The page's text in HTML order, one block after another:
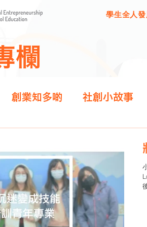
學生全人發
欄
創業知多啲 社創小故事